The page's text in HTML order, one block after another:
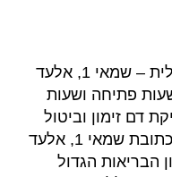
שעות פתיחה שירותי בריאות כללית – שמאי 1, אלעד
פתיחה ושעות
דם זימון וביטול
תורים של כללית סניף הנמצא בכתובת שמאי 1, אלעד
הבריאות הגדול